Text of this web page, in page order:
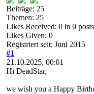
Beiträge: 25
Themen: 25
Likes Received: 0 in 0 posts
Likes Given: 0
Registriert seit: Juni 2015
#1
21.10.2025, 00:01
Hi DeadStar,
we wish you a Happy